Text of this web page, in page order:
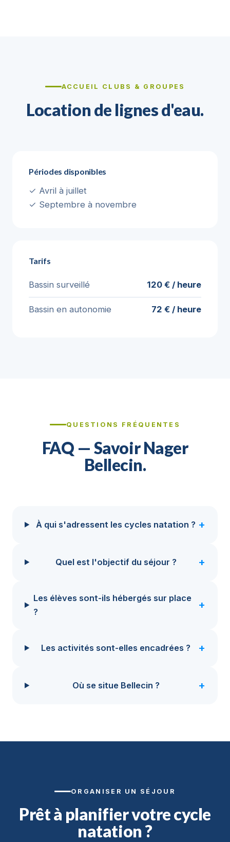
ACCUEIL CLUBS & GROUPES
Location de lignes d'eau.
Périodes disponibles
✓ Avril à juillet
✓ Septembre à novembre
Tarifs
Bassin surveillé 120 € / heure
Bassin en autonomie 72 € / heure
QUESTIONS FRÉQUENTES
FAQ — Savoir Nager
Bellecin.
À qui s'adressent les cycles natation ? +
Quel est l'objectif du séjour ? +
Les élèves sont-ils hébergés sur place
?
+
Les activités sont-elles encadrées ? +
Où se situe Bellecin ? +
ORGANISER UN SÉJOUR
Prêt à planifier votre cycle
natation ?